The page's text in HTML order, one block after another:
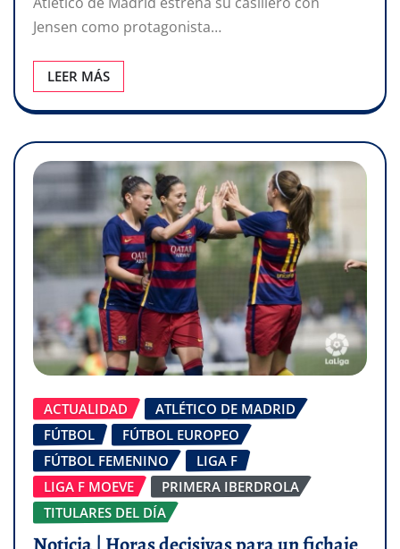
Jensen como protagonista…
LEER MÁS
ACTUALIDAD
ATLÉTICO DE MADRID
FÚTBOL
FÚTBOL EUROPEO
FÚTBOL FEMENINO
LIGA F
LIGA F MOEVE
PRIMERA IBERDROLA
TITULARES DEL DÍA